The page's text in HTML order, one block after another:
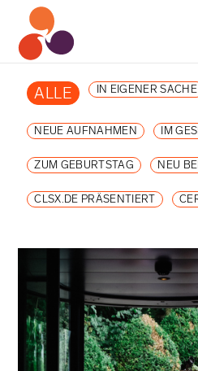
ALLE IN EIGENER SACHE
NEUE AUFNAHMEN IM
ZUM GEBURTSTAG NEU
CLSX.DE PRÄSENTIERT